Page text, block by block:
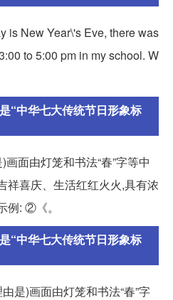
is New Year\'s Eve, there was
to 5:00 pm in my school. W
“中华七大传统节日形象标
面由灯笼和书法“春”字等中
祥喜庆、生活红红火火,具有浓
例: ②《。
“中华七大传统节日形象标
是)画面由灯笼和书法“春”字